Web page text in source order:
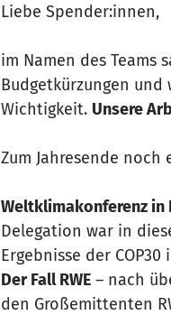
Liebe Spender:innen,
im Namen des Teams
Budgetkürzungen
Wichtigkeit. Unsere
Zum Jahresende
Weltklimakonferenz in
Delegation war in
Ergebnisse der COP30
Der Fall RWE – nach
den Großemittenten